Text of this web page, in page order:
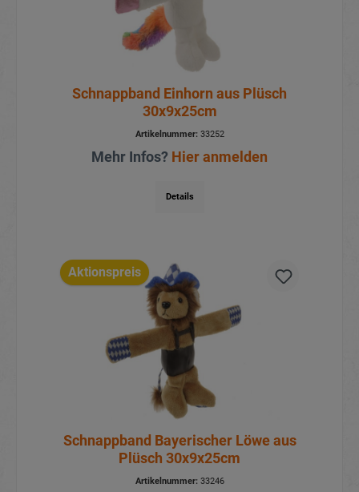
Schnappband Einhorn aus Plüsch
30x9x25cm
Artikelnummer:33252
Mehr Infos? Hier anmelden
Details
Aktionspreis
Schnappband Bayerischer Löwe aus
Plüsch 30x9x25cm
Artikelnummer:33246